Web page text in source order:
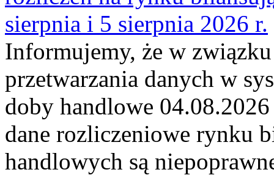
sierpnia i 5 sierpnia 2026 r.
Informujemy, że w
przetwarzania danych w
doby handlowe
dane rozliczeniowe rynku
handlowych są